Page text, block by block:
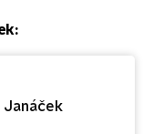
Janáček